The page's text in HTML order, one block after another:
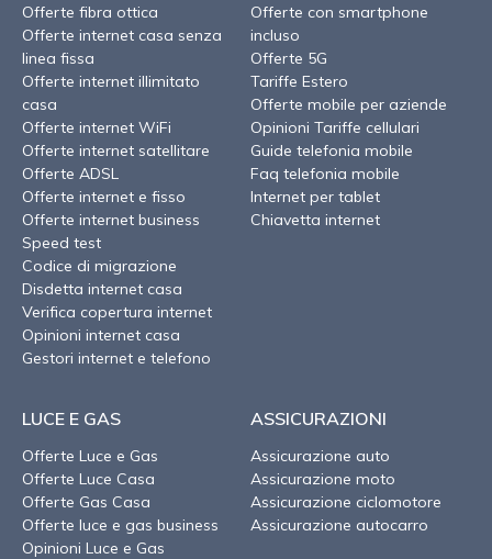
Offerte fibra ottica
Offerte internet casa senza
linea fissa
Offerte internet illimitato
casa
Offerte internet WiFi
Offerte internet satellitare
Offerte ADSL
Offerte internet e fisso
Offerte internet business
Speed test
Codice di migrazione
Disdetta internet casa
Verifica copertura internet
Opinioni internet casa
Gestori internet e telefono
Offerte con smartphone
incluso
Offerte 5G
Tariffe Estero
Offerte mobile per aziende
Opinioni Tariffe cellulari
Guide telefonia mobile
Faq telefonia mobile
Internet per tablet
Chiavetta internet
LUCE E GAS
Offerte Luce e Gas
Offerte Luce Casa
Offerte Gas Casa
Offerte luce e gas business
Opinioni Luce e Gas
ASSICURAZIONI
Assicurazione auto
Assicurazione moto
Assicurazione ciclomotore
Assicurazione autocarro